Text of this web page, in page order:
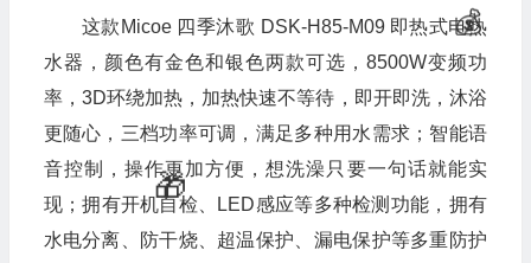
这款Micoe 四季沐歌 DSK-H85-M09 即热式电热
水器，颜色有金色和银色两款可选，8500W变频功
率，3D环绕加热，加热快速不等待，即开即洗，沐浴
更随心，三档功率可调，满足多种用水需求；智能语
音控制，操作更加方便，想洗澡只要一句话就能实
现；拥有开机自检、LED感应等多种检测功能，拥有
水电分离、防干烧、超温保护、漏电保护等多重防护